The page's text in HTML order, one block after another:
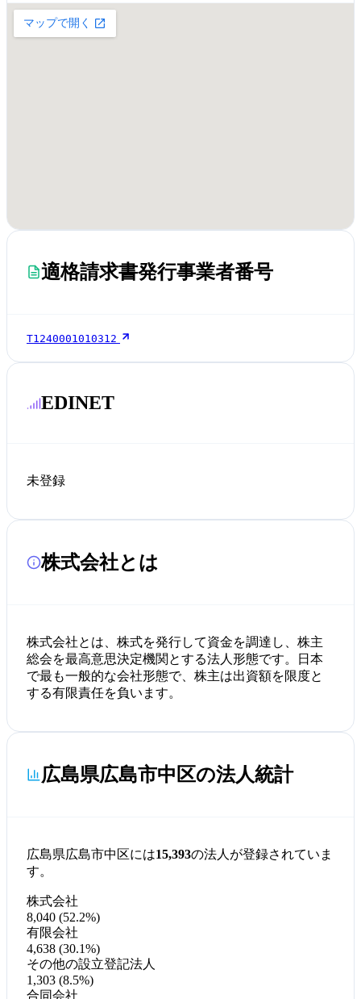
適格請求書発行事業者番号
T1240001010312
EDINET
未登録
株式会社とは
株式会社とは、株式を発行して資金を調達し、株主
総会を最高意思決定機関とする法人形態です。日本
で最も一般的な会社形態で、株主は出資額を限度と
する有限責任を負います。
広島県広島市中区の法人統計
広島県広島市中区には15,393の法人が登録されていま
す。
株式会社
8,040 (52.2%)
有限会社
4,638 (30.1%)
その他の設立登記法人
1,303 (8.5%)
合同会社